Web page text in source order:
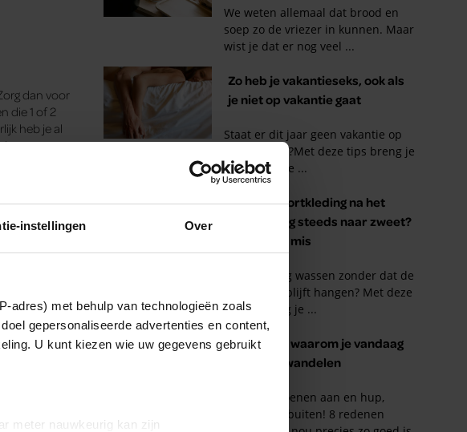
instellingen Over
adres) met behulp van technologieën zoals
gepersonaliseerde advertenties en content,
U kunt kiezen wie uw gegevens gebruikt
meter nauwkeurig kan zijn
dan voor
die 1 of 2
heb je al
mag er
Richt
een
En psst:
meer stuk.